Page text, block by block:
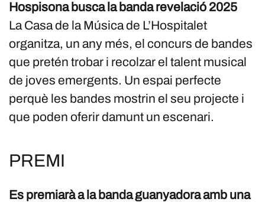
Hospisona busca la banda revelació 2025
La Casa de la Música de L’Hospitalet
organitza, un any més, el concurs de bandes
que pretén trobar i recolzar el talent musical
de joves emergents. Un espai perfecte
perquè les bandes mostrin el seu projecte i
que poden oferir damunt un escenari.
PREMI
Es premiarà a la banda guanyadora amb una